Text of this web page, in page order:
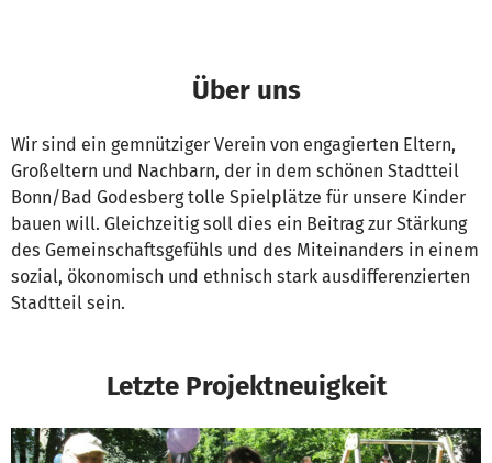
Über uns
Wir sind ein gemnütziger Verein von engagierten Eltern,
Großeltern und Nachbarn, der in dem schönen Stadtteil
Bonn/Bad Godesberg tolle Spielplätze für unsere Kinder
bauen will. Gleichzeitig soll dies ein Beitrag zur Stärkung
des Gemeinschaftsgefühls und des Miteinanders in einem
sozial, ökonomisch und ethnisch stark ausdifferenzierten
Stadtteil sein.
Letzte Projektneuigkeit